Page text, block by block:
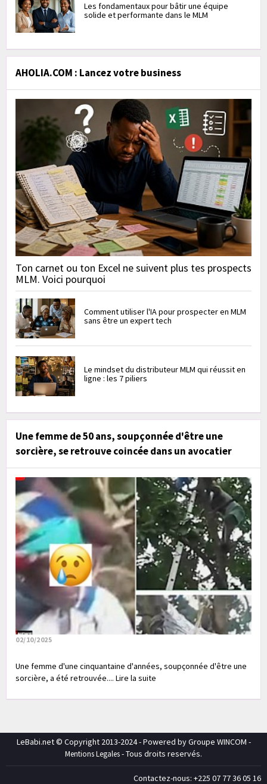
Les fondamentaux pour bâtir une équipe
solide et performante dans le MLM
AHOLIA.COM : Lancez votre business
Ton carnet ou ton Excel ne suivent plus tes prospects
MLM. Voici pourquoi
Comment utiliser l'IA pour prospecter en MLM
sans être un expert tech
Le mindset du distributeur MLM qui réussit en
ligne : les 7 piliers
Une femme de 50 ans, soupçonnée d'être une
sorcière, se retrouve coincée dans un avocatier
02/10/2025
Une femme d'une cinquantaine d'années, soupçonnée d'être une
sorcière, a été retrouvée.... Lire la suite
LeBabi.net © Copyright 2013-2024 - Powered by Groupe WINCOM -
Mentions Legales- Tous droits reservés.
Contactez-nous: +225 07 77 36 05 16